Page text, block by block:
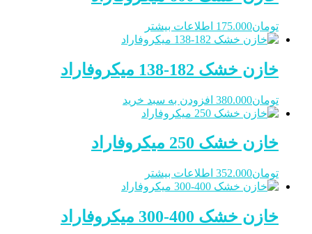
تومان175.000 اطلاعات بیشتر
خازن خشک 182-138 میکروفاراد
تومان380.000 افزودن به سبد خرید
خازن خشک 250 میکروفاراد
تومان352.000 اطلاعات بیشتر
خازن خشک 400-300 میکروفاراد